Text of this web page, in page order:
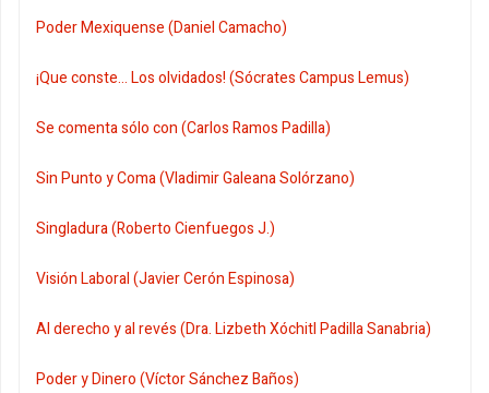
Poder Mexiquense (Daniel Camacho)
¡Que conste... Los olvidados! (Sócrates Campus Lemus)
Se comenta sólo con (Carlos Ramos Padilla)
Sin Punto y Coma (Vladimir Galeana Solórzano)
Singladura (Roberto Cienfuegos J.)
Visión Laboral (Javier Cerón Espinosa)
Al derecho y al revés (Dra. Lizbeth Xóchitl Padilla Sanabria)
Poder y Dinero (Víctor Sánchez Baños)